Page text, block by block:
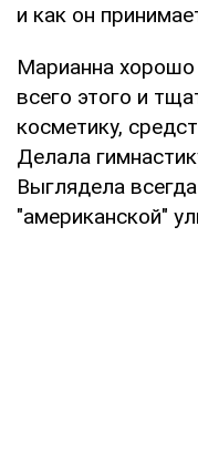
и как он
Марианна
всего этого и
косметику,
Делала
Выглядела
"американской"